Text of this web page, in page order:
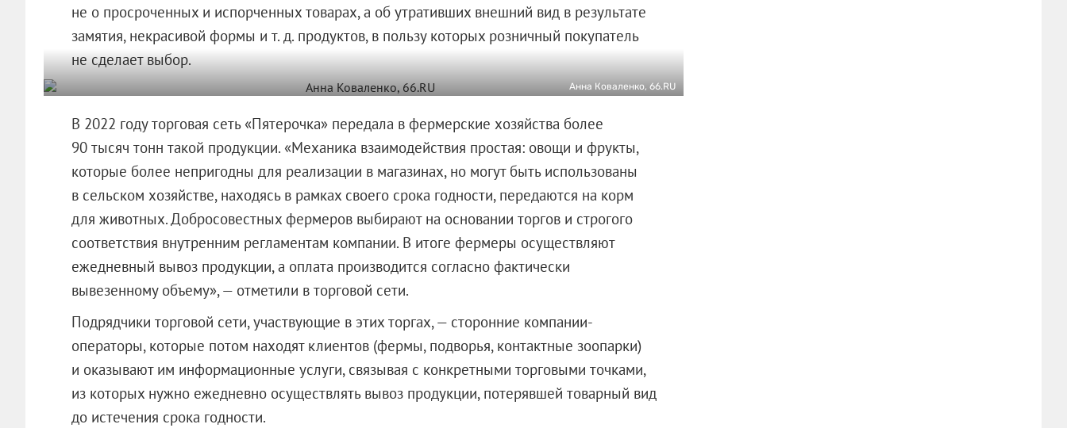
не о просроченных и испорченных товарах, а об утративших внешний вид в результате
замятия, некрасивой формы и т. д. продуктов, в пользу которых розничный покупатель
не сделает выбор.
Анна Коваленко, 66.RU
В 2022 году торговая сеть «Пятерочка» передала в фермерские хозяйства более
90 тысяч тонн такой продукции. «Механика взаимодействия простая: овощи и фрукты,
которые более непригодны для реализации в магазинах, но могут быть использованы
в сельском хозяйстве, находясь в рамках своего срока годности, передаются на корм
для животных. Добросовестных фермеров выбирают на основании торгов и строгого
соответствия внутренним регламентам компании. В итоге фермеры осуществляют
ежедневный вывоз продукции, а оплата производится согласно фактически
вывезенному объему», — отметили в торговой сети.
Подрядчики торговой сети, участвующие в этих торгах, — сторонние компании-
операторы, которые потом находят клиентов (фермы, подворья, контактные зоопарки)
и оказывают им информационные услуги, связывая с конкретными торговыми точками,
из которых нужно ежедневно осуществлять вывоз продукции, потерявшей товарный вид
до истечения срока годности.